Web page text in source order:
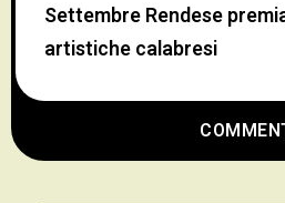
Settembre Rendese
artistiche calabresi